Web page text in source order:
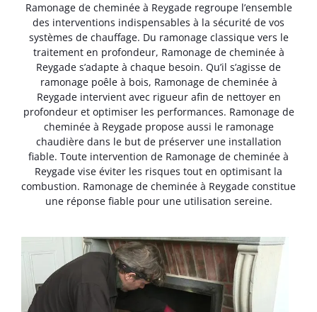
Ramonage de cheminée à Reygade regroupe l’ensemble
des interventions indispensables à la sécurité de vos
systèmes de chauffage. Du ramonage classique vers le
traitement en profondeur, Ramonage de cheminée à
Reygade s’adapte à chaque besoin. Qu’il s’agisse de
ramonage poêle à bois, Ramonage de cheminée à
Reygade intervient avec rigueur afin de nettoyer en
profondeur et optimiser les performances. Ramonage de
cheminée à Reygade propose aussi le ramonage
chaudière dans le but de préserver une installation
fiable. Toute intervention de Ramonage de cheminée à
Reygade vise éviter les risques tout en optimisant la
combustion. Ramonage de cheminée à Reygade constitue
une réponse fiable pour une utilisation sereine.